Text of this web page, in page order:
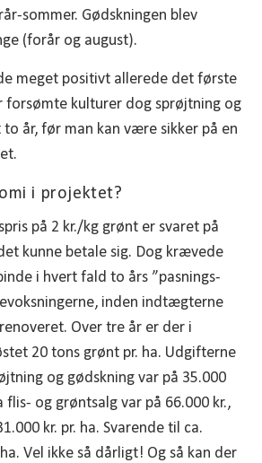
sommer. Gødskningen blev
(forår og august).
meget positivt allerede det første
forsømte kulturer dog sprøjtning og
år, før man kan være sikker på en
i projektet?
på 2 kr./kg grønt er svaret på
kunne betale sig. Dog krævede
i hvert fald to års ”pasnings-
inden indtægterne
Over tre år er der i
20 tons grønt pr. ha. Udgifterne
og gødskning var på 35.000
og grøntsalg var på 66.000 kr.,
kr. pr. ha. Svarende til ca.
Vel ikke så dårligt! Og så kan der